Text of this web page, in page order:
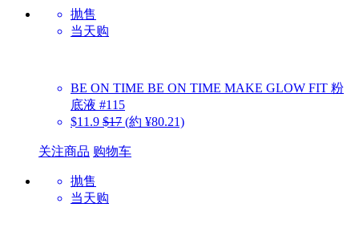
抛售
当天购
BE ON TIME BE ON TIME MAKE GLOW FIT 粉
底液 #115
$11.9 $17 (約 ¥80.21)
关注商品 购物车
抛售
当天购